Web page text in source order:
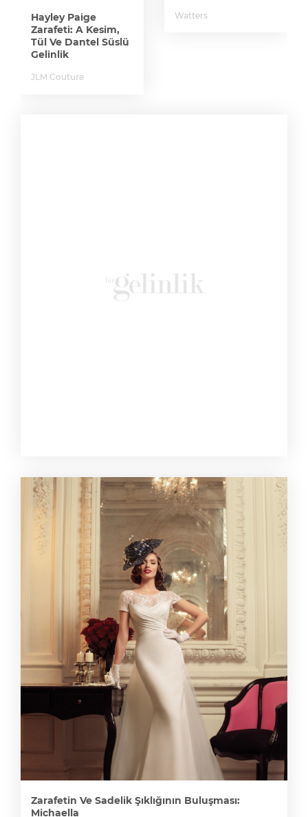
Hayley Paige
Zarafeti: A Kesim,
Tül Ve Dantel Süslü
Gelinlik
JLM Couture
Watters
Zarafetin Ve Sadelik Şıklığının Buluşması:
Michaella